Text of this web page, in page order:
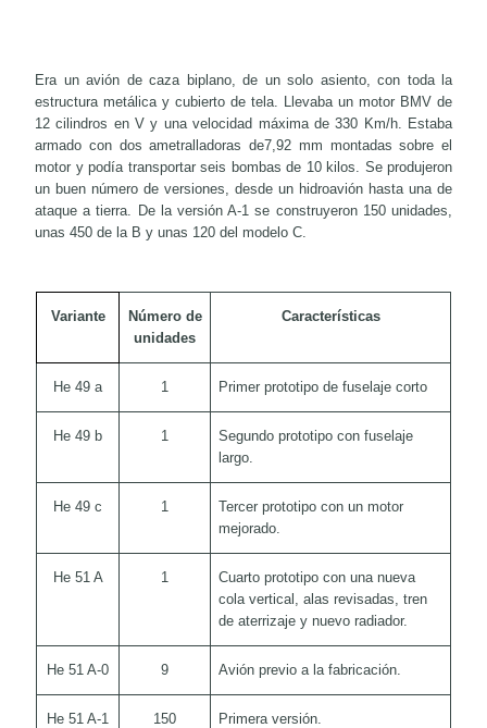
Era un avión de caza biplano, de un solo asiento, con toda la
estructura metálica y cubierto de tela. Llevaba un motor BMV de
12 cilindros en V y una velocidad máxima de 330 Km/h. Estaba
armado con dos ametralladoras de7,92 mm montadas sobre el
motor y podía transportar seis bombas de 10 kilos. Se produjeron
un buen número de versiones, desde un hidroavión hasta una de
ataque a tierra. De la versión A-1 se construyeron 150 unidades,
unas 450 de la B y unas 120 del modelo C.
Variante
Número de
unidades
Características
He 49 a 1 Primer prototipo de fuselaje corto
He 49 b 1
Segundo prototipo con fuselaje
largo.
He 49 c 1
Tercer prototipo con un motor
mejorado.
He 51 A 1
Cuarto prototipo con una nueva
cola vertical, alas revisadas, tren
de aterrizaje y nuevo radiador.
He 51 A-0 9 Avión previo a la fabricación.
He 51 A-1 150 Primera versión.